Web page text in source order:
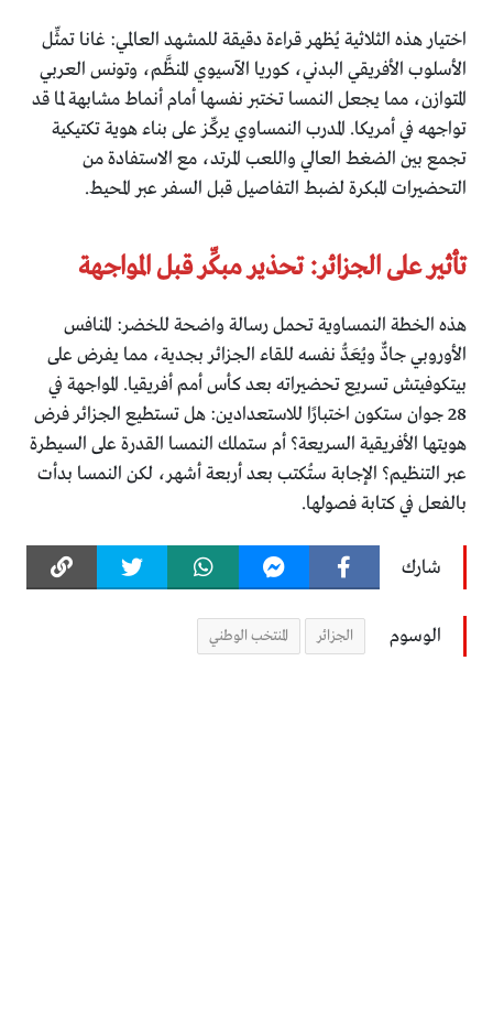
اختيار هذه الثلاثية يُظهر قراءة دقيقة للمشهد العالمي: غانا تمثِّل
الأسلوب الأفريقي البدني، كوريا الآسيوي المنظَّم، وتونس العربي
المتوازن، مما يجعل النمسا تختبر نفسها أمام أنماط مشابهة لما قد
تواجهه في أمريكا. المدرب النمساوي يركِّز على بناء هوية تكتيكية
تجمع بين الضغط العالي واللعب المرتد، مع الاستفادة من
التحضيرات المبكرة لضبط التفاصيل قبل السفر عبر المحيط.
تأثير على الجزائر: تحذير مبكِّر قبل المواجهة
هذه الخطة النمساوية تحمل رسالة واضحة للخضر: المنافس
الأوروبي جادٌّ ويُعَدُّ نفسه للقاء الجزائر بجدية، مما يفرض على
بيتكوفيتش تسريع تحضيراته بعد كأس أمم أفريقيا. المواجهة في
28 جوان ستكون اختبارًا للاستعدادين: هل تستطيع الجزائر فرض
هويتها الأفريقية السريعة؟ أم ستملك النمسا القدرة على السيطرة
عبر التنظيم؟ الإجابة ستُكتب بعد أربعة أشهر، لكن النمسا بدأت
بالفعل في كتابة فصولها.
شارك
الوسوم الجزائر المنتخب الوطني